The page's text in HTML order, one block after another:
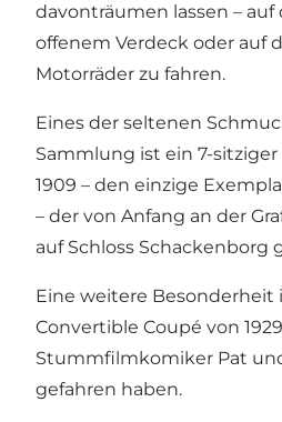
davonträumen lassen –
offenem Verdeck oder auf
Motorräder zu fahren.
Eines der seltenen
Sammlung ist ein 7-sitziger
1909 – den einzige
– der von Anfang an der
auf Schloss Schackenborg
Eine weitere Besonderheit
Convertible Coupé von
Stummfilmkomiker Pat
gefahren haben.